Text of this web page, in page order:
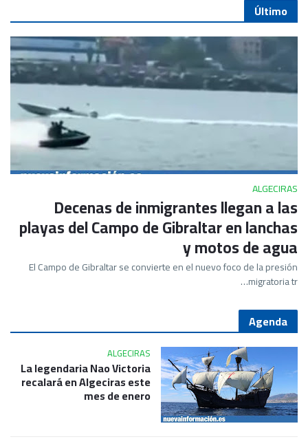
Último
ALGECIRAS
Decenas de inmigrantes llegan a las
playas del Campo de Gibraltar en lanchas
y motos de agua
El Campo de Gibraltar se convierte en el nuevo foco de la presión
migratoria tr…
Agenda
ALGECIRAS
La legendaria Nao Victoria
recalará en Algeciras este
mes de enero